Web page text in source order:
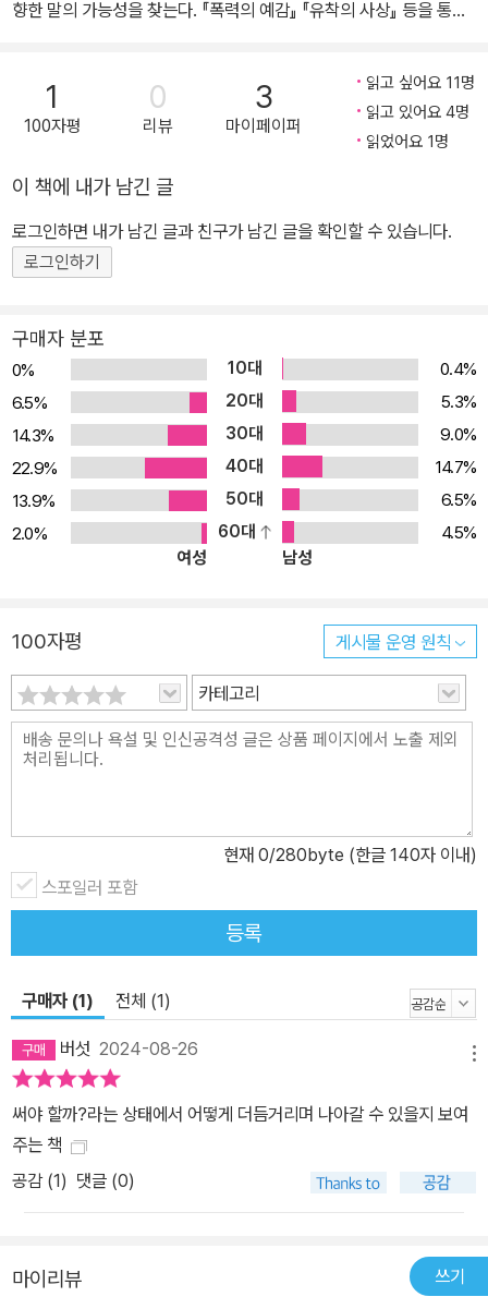
향한 말의 가능성을 찾는다. 『폭력의 예감』 『유착의 사상』 등을 통해
던 일본의 학자 도미야마 이치로의 신간 『시작의 앎』이 출간되었다.
일본 현대사 속에서 오키나와는 태평양전쟁 당시 일본 내 유일하게
본격적인 지상전이 벌어졌던 곳이자 이후 20년 가까이 미군이 점령
있는 곳이다. 도미야마는 그간 여러 저서와 연구를 통해 일본 현대사
의 여러 국면에서 폭력적 상황에 처했던 오키나와라는 존재를 오키나
와학의 선구자인 이하 후유를 중심으로 읽어냈다. 『시작의 앎』에서
도미야마는 프란츠 파농의 글을 통해 폭력에 노출되어 있다는 감각과
투쟁 활동가나 포스트식민주의 이론의 담지자로서의 파농을 넘어서
정신과 의사로서의 파농과 그가 수행한 임상의 의미에 주목한다. 어
떻게 해도 말이 말로 받아들여지지 않는 폭력적 상황에 놓인 존재들
은 어떻게 자신의 말을 찾아갈 수 있는가 하는 문제를 파농의 글을 깊
이 독해함으로써 논하며 이처럼 일본인과는 다른 존재로 변별되고 배
제되어온 오키나와를 그와 함께 사고한다. 도미야마는 파농의 글을
읽는다는 것은 오키나와를 사고한다는 것과도 깊게 연결되어있는 일
이며 나아가 읽고 쓴다는 것, 연구라는 행위를 한다는 것과도 연결되
아랍인으로 오인되어 대낮에 경관의 신문을 받았다.” 프랑스 식민지
였던 알제리에 정신과 의사로 부임한 파농은 종종 아랍인으로 “오인
되어” 경관의 “신문”을 받는다. 그는 자신이 아랍인이 아님을 설명할
수 있다. 그러나 오인된다는 경험은 말에 앞서 벌어지며 죽음의 공포
속에서 자신의 존재를 증명해야 한다는 것, 이번에는 그 증명이 통했
다 하더라도 다음번에는 어떤 식으로 분류될지 모른다는 절망을 동반
과 늘 함께하는 것이다. 도미야마는 파농이 아랍인으로 오인되는 상
황에서, 아랍인을 ○○로 두고 ○○ 안에 들어가는 존재들을 떠올려
보기를 제안한다. 예를 들어 우리들은 쉽게 ○○인종이면 차별을 받
을지 모르겠지만 나는 ○○인종이 아니라는 식으로 생각할 수 있으
나, 애초에 ○○에 정확한 기준은 없고 ○○에 해당하는 이름들이 확
장되어갈 뿐이라 말한다. 그러므로 단순히 오인되는 것을 피하는 것
이 아니라, 대기 중인 폭력에 미리 방어태세를 취하는 일이 필요한 것
이다. 도미야마는 이러한 “방어태세를 취하는 것은 지각이자 현실을
자신의 힘으로 바꿀 수 있음을 아는 일”이며 이 “지각은 말을 낳을 것
이며 말은 신문공간에서 타자와의 만남을 낳는” 것이라 말한다. 이처
럼 말이 말이 아닌 것으로 배제된 영역에서 나타나는 타자와의 관계
를 떠맡고 나와 관계없다고 여겨지는 사람들과 만나게 해주는 것이
나와전투 당시 제32군의 군명). “대지진 때 표준어를 못한다는 이유
만으로 많은 조선인들이 죽임을 당했다. 자네들도 오인되어 죽임을
1
100자평
0
리뷰
3
마이페이퍼
읽고 싶어요 11명
읽고 있어요 4명
읽었어요 1명
이 책에 내가 남긴 글
로그인하면 내가 남긴 글과 친구가 남긴 글을 확인할 수 있습니다.
로그인하기
구매자 분포
0% 10대
0.4%
6.5%
20대
5.3%
14.3%
30대
9.0%
22.9%
40대
14.7%
13.9%
50대
6.5%
2.0%
60대
4.5%
여성
남성
100자평 게시물 운영 원칙
카테고리
현재 0/280byte (한글 140자 이내)
스포일러 포함
등록
구매자 (1) 전체 (1)
버섯 2024-08-26
써야 할까?라는 상태에서 어떻게 더듬거리며 나아갈 수 있을지 보여
주는 책
공감 (1) 댓글 (0)
마이리뷰 쓰기